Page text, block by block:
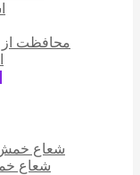
محافظت از
شعاع